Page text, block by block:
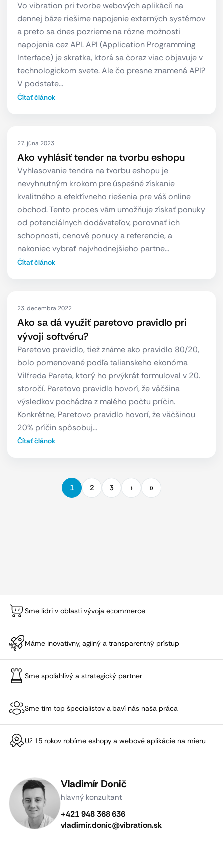
Vo vibration pri tvorbe webových aplikácií na
dennej báze riešime napojenie externých systémov
a preto sa dnes pozrieme na rôzne možnosti
napojenia cez API. API (Application Programming
Interface) je skratka, ktorá sa čoraz viac objavuje v
technologickom svete. Ale čo presne znamená API?
V podstate…
Čítať článok
27. júna 2023
Ako vyhlásiť tender na tvorbu eshopu
Vyhlasovanie tendra na tvorbu eshopu je
nevyhnutným krokom pre úspešné získanie
kvalitného a efektívneho riešenia pre váš online
obchod. Tento proces vám umožňuje získať ponuky
od potenciálnych dodávateľov, porovnať ich
schopnosti, cenové ponuky a referencie, a
nakoniec vybrať najvhodnejšieho partne…
Čítať článok
23. decembra 2022
Ako sa dá využiť paretovo pravidlo pri
vývoji softvéru?
Paretovo pravidlo, tiež známe ako pravidlo 80/20,
bolo pomenované podľa talianskeho ekonóma
Vilfreda Pareta, ktorý ho prvýkrát formuloval v 20.
storočí. Paretovo pravidlo hovorí, že väčšina
výsledkov pochádza z malého počtu príčin.
Konkrétne, Paretovo pravidlo hovorí, že väčšinou
20% príčin spôsobuj…
Čítať článok
1 2 3
Sme lídri v oblasti vývoja ecommerce
Máme inovatívny, agilný a transparentný prístup
Sme spoľahlivý a strategický partner
Sme tím top špecialistov a baví nás naša práca
Už 15 rokov robíme eshopy a webové aplikácie na mieru
Vladimír Donič
hlavný konzultant
+421 948 368 636
vladimir.donic@vibration.sk